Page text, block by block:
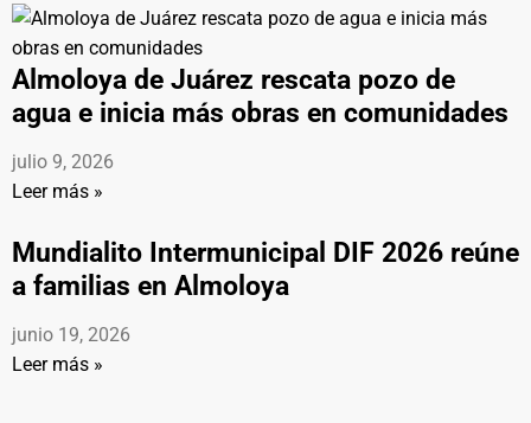
Almoloya de Juárez rescata pozo de
agua e inicia más obras en comunidades
julio 9, 2026
Leer más »
Mundialito Intermunicipal DIF 2026 reúne
a familias en Almoloya
junio 19, 2026
Leer más »